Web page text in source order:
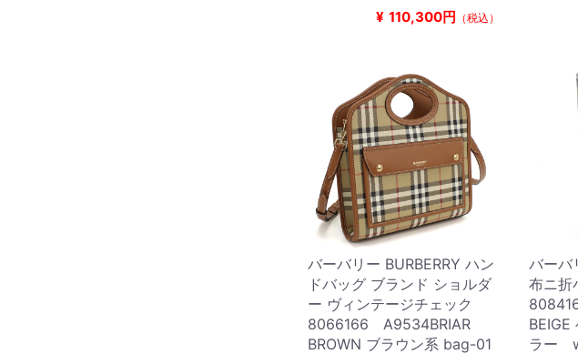
¥ 110,300円 （税込）
バーバリー BURBERRY ハン
ドバッグ ブランド ショルダ
ー ヴィンテージチェック
8066166 A9534BRIAR
BROWN ブラウン系 bag-01
バーバ
布ニ折
BEIGE
ラー